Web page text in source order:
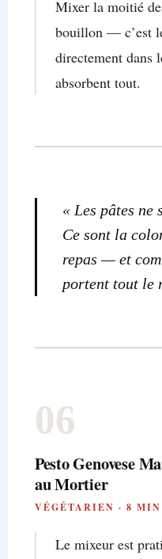
Mixer la moitié
bouillon — c’est
directement dans
absorbent tout.
« Les pâtes ne
Ce sont la
repas — et
portent tout le
06
Pesto Genovese
au Mortier
VÉGÉTARIEN · 8 MIN
Le mixeur est